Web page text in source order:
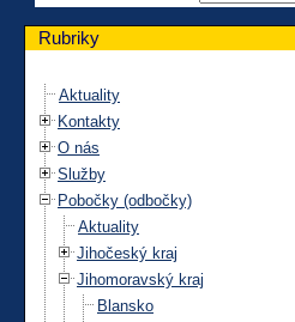
Rubriky
Aktuality
Kontakty
O nás
Služby
Pobočky (odbočky)
Aktuality
Jihočeský kraj
Jihomoravský kraj
Blansko